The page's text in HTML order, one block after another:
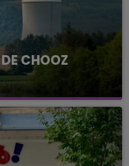
CHOOZ
la centrale
Une situation
qui est toujours